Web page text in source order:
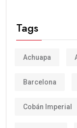
Tags
Achuapa
Barcelona
Cobán Imperial